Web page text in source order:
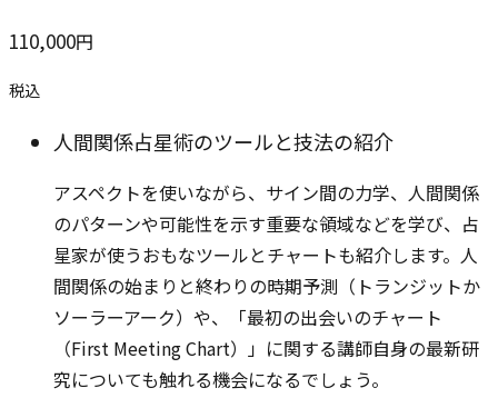
110,000円
税込
人間関係占星術のツールと技法の紹介
アスペクトを使いながら、サイン間の力学、人間関係
のパターンや可能性を示す重要な領域などを学び、占
星家が使うおもなツールとチャートも紹介します。人
間関係の始まりと終わりの時期予測（トランジットか
ソーラーアーク）や、「最初の出会いのチャート
（First Meeting Chart）」に関する講師自身の最新研
究についても触れる機会になるでしょう。